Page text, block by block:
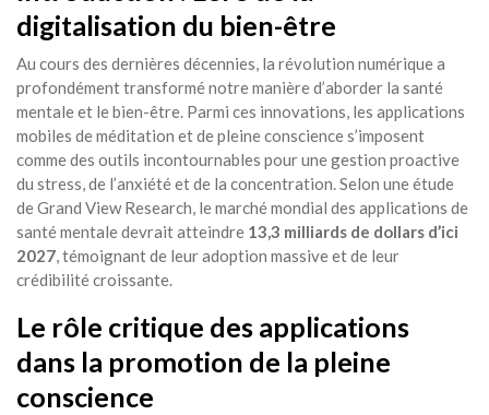
digitalisation du bien-être
Au cours des dernières décennies, la révolution numérique a
profondément transformé notre manière d’aborder la santé
mentale et le bien-être. Parmi ces innovations, les applications
mobiles de méditation et de pleine conscience s’imposent
comme des outils incontournables pour une gestion proactive
du stress, de l’anxiété et de la concentration. Selon une étude
de Grand View Research, le marché mondial des applications de
santé mentale devrait atteindre 13,3 milliards de dollars d’ici
2027, témoignant de leur adoption massive et de leur
crédibilité croissante.
Le rôle critique des applications
dans la promotion de la pleine
conscience